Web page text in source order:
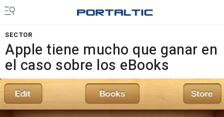
SECTOR
Apple tiene mucho que ganar en
el caso sobre los eBooks